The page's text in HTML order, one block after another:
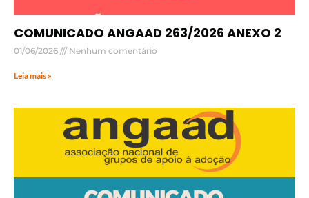
COMUNICADO ANGAAD 263/2026 ANEXO 2
01/06/2026 Nenhum comentário
Leia mais »